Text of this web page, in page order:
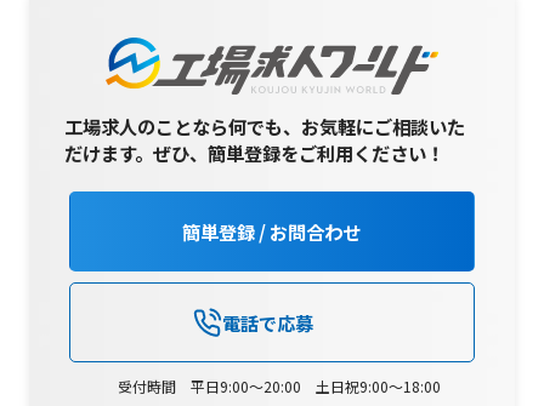
工場求人のことなら何でも、お気軽にご相談いた
だけます。ぜひ、簡単登録をご利用ください！
簡単登録 / お問合わせ
電話で応募
受付時間 平日9:00～20:00 土日祝9:00～18:00